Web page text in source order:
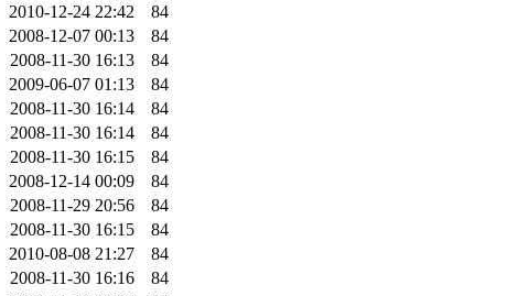
2010-12-24 22:42
84
2008-12-07 00:13
84
2008-11-30 16:13
84
2009-06-07 01:13
84
2008-11-30 16:14
84
2008-11-30 16:14
84
2008-11-30 16:15
84
2008-12-14 00:09
84
2008-11-29 20:56
84
2008-11-30 16:15
84
2010-08-08 21:27
84
2008-11-30 16:16
84